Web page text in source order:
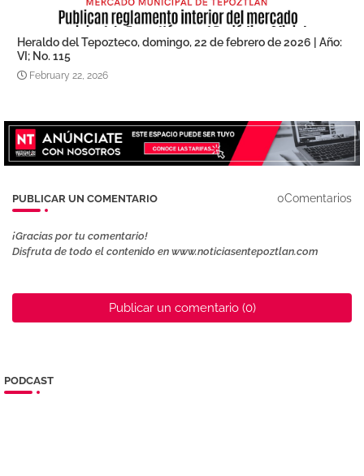
Heraldo del Tepozteco, domingo, 22 de febrero de 2026 | Año:
VI; No. 115
February 22, 2026
PUBLICAR UN COMENTARIO 0Comentarios
¡Gracias por tu comentario!
Disfruta de todo el contenido en www.noticiasentepoztlan.com
Publicar un comentario (0)
PODCAST